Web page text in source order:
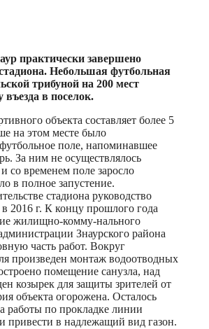
практически завершено
Небольшая футбольная
трибуной на 200 мест
въезда в поселок.
объекта составляет более 5
на этом месте было
поле, напоминавшее
За ним не осуществлялось
со временем поле заросло
в полное запустение.
стадиона руководство
2016 г. К концу прошлого года
жилищно-комму-нального
Знаурского района
часть работ. Вокруг
произведен монтаж водоотводных
помещение санузла, над
козырек для защиты зрителей от
объекта огорожена. Осталось
работы по прокладке линии
привести в надлежащий вид газон.